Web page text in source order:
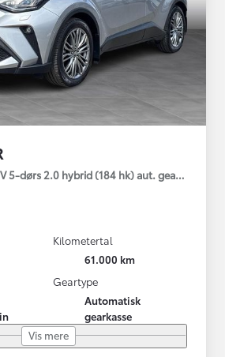
5-dørs 2.0 hybrid (184 hk) aut. gear C-HIC
Kilometertal
61.000 km
Geartype
Automatisk
gearkasse
Vis mere